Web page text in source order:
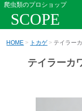
爬虫類のプロショップ
SCOPE
HOME トカゲ テイラー
テイラーカ